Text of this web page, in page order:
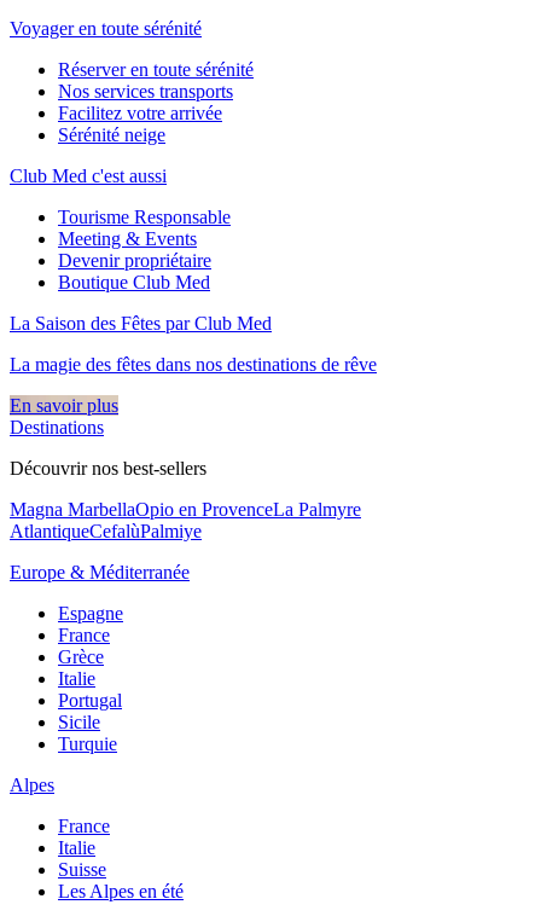
Voyager en toute sérénité
Réserver en toute sérénité
Nos services transports
Facilitez votre arrivée
Sérénité neige
Club Med c'est aussi
Tourisme Responsable
Meeting & Events
Devenir propriétaire
Boutique Club Med
La Saison des Fêtes par Club Med
La magie des fêtes dans nos destinations de rêve​
En savoir plus
Destinations
Découvrir nos best-sellers
Magna MarbellaOpio en ProvenceLa Palmyre
AtlantiqueCefalùPalmiye
Europe & Méditerranée
Espagne
France
Grèce
Italie
Portugal
Sicile
Turquie
Alpes
France
Italie
Suisse
Les Alpes en été